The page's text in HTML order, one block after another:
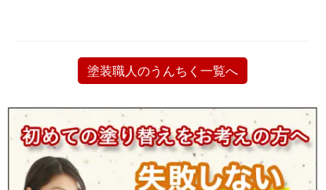
塗装職人のうんちく一覧へ